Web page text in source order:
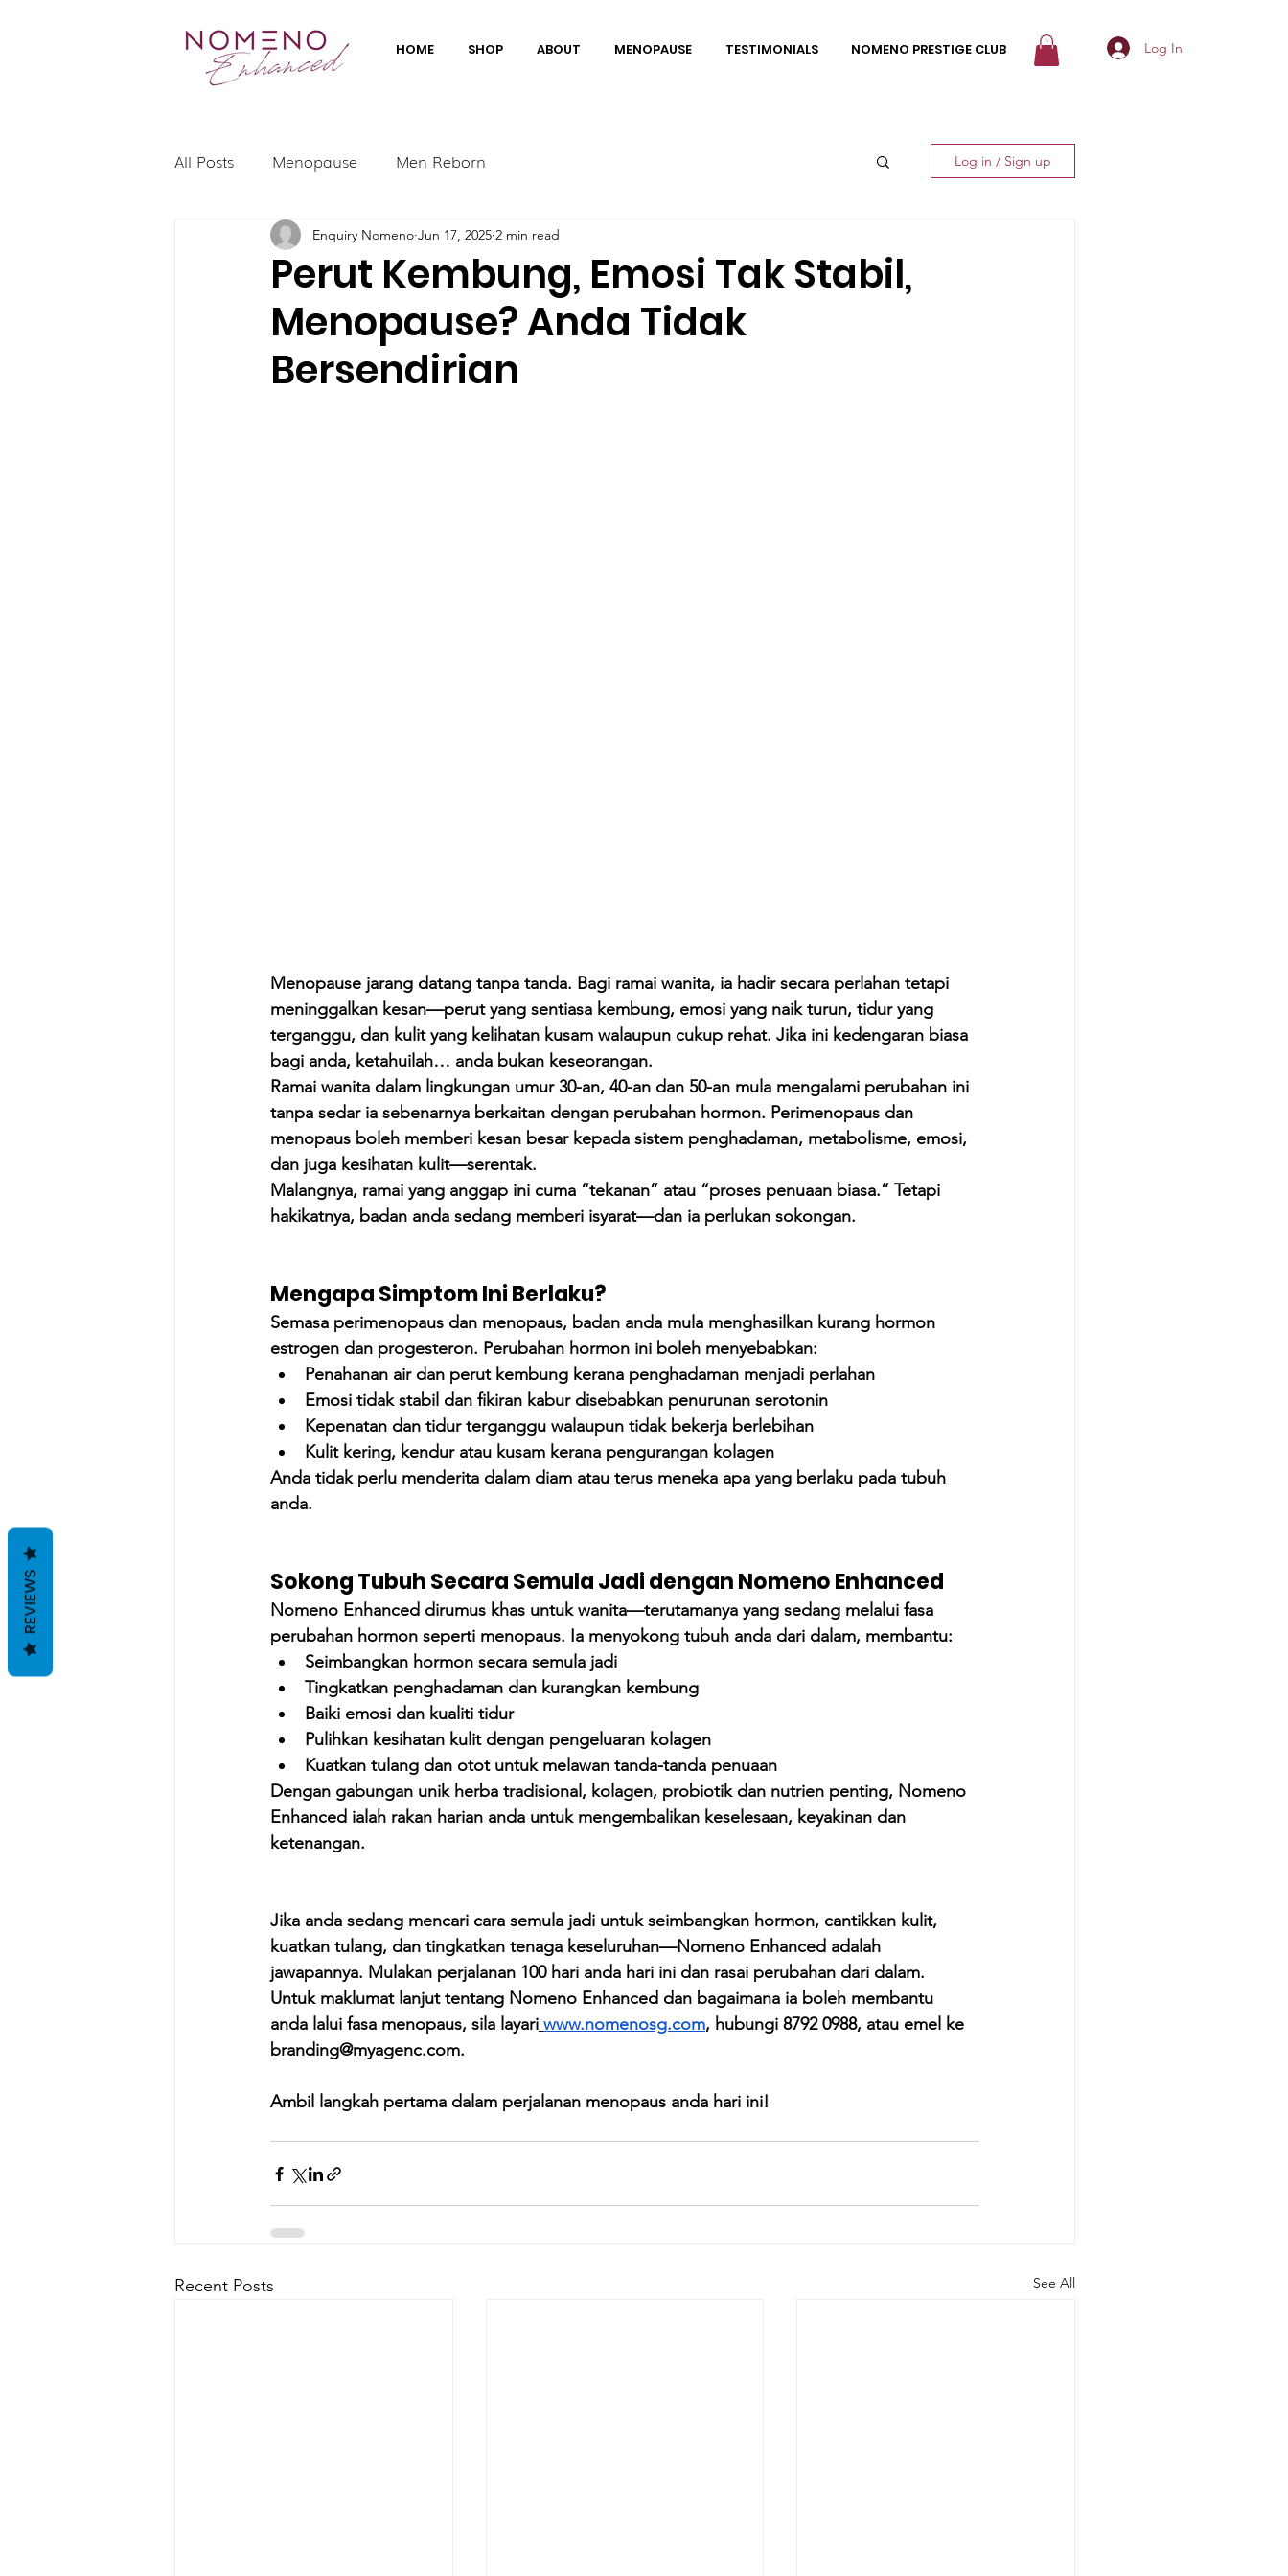
HOME SHOP ABOUT MENOPAUSE TESTIMONIALS NOMENO PRESTIGE CLUB Log In
All Posts Menopause Men Reborn Log in / Sign up
Perut Kembung, Emosi Tak Stabil,
Menopause? Anda Tidak
Bersendirian
Enquiry Nomeno Jun 17, 2025 2 min read
Menopause jarang datang tanpa tanda. Bagi ramai wanita, ia hadir secara perlahan tetapi
meninggalkan kesan—perut yang sentiasa kembung, emosi yang naik turun, tidur yang
terganggu, dan kulit yang kelihatan kusam walaupun cukup rehat. Jika ini kedengaran biasa
bagi anda, ketahuilah… anda bukan keseorangan.
Ramai wanita dalam lingkungan umur 30-an, 40-an dan 50-an mula mengalami perubahan ini
tanpa sedar ia sebenarnya berkaitan dengan perubahan hormon. Perimenopaus dan
menopaus boleh memberi kesan besar kepada sistem penghadaman, metabolisme, emosi,
dan juga kesihatan kulit—serentak.
Malangnya, ramai yang anggap ini cuma “tekanan” atau “proses penuaan biasa.” Tetapi
hakikatnya, badan anda sedang memberi isyarat—dan ia perlukan sokongan.
Mengapa Simptom Ini Berlaku?
Semasa perimenopaus dan menopaus, badan anda mula menghasilkan kurang hormon
estrogen dan progesteron. Perubahan hormon ini boleh menyebabkan:
Penahanan air dan perut kembung kerana penghadaman menjadi perlahan
Emosi tidak stabil dan fikiran kabur disebabkan penurunan serotonin
Kepenatan dan tidur terganggu walaupun tidak bekerja berlebihan
Kulit kering, kendur atau kusam kerana pengurangan kolagen
Anda tidak perlu menderita dalam diam atau terus meneka apa yang berlaku pada tubuh
anda.
Sokong Tubuh Secara Semula Jadi dengan Nomeno Enhanced
Nomeno Enhanced dirumus khas untuk wanita—terutamanya yang sedang melalui fasa
perubahan hormon seperti menopaus. Ia menyokong tubuh anda dari dalam, membantu:
Seimbangkan hormon secara semula jadi
Tingkatkan penghadaman dan kurangkan kembung
Baiki emosi dan kualiti tidur
Pulihkan kesihatan kulit dengan pengeluaran kolagen
Kuatkan tulang dan otot untuk melawan tanda-tanda penuaan
Dengan gabungan unik herba tradisional, kolagen, probiotik dan nutrien penting, Nomeno
Enhanced ialah rakan harian anda untuk mengembalikan keselesaan, keyakinan dan
ketenangan.
Jika anda sedang mencari cara semula jadi untuk seimbangkan hormon, cantikkan kulit,
kuatkan tulang, dan tingkatkan tenaga keseluruhan—Nomeno Enhanced adalah
jawapannya. Mulakan perjalanan 100 hari anda hari ini dan rasai perubahan dari dalam.
Untuk maklumat lanjut tentang Nomeno Enhanced dan bagaimana ia boleh membantu
anda lalui fasa menopaus, sila layari www.nomenosg.com, hubungi 8792 0988, atau emel ke
branding@myagenc.com.
Ambil langkah pertama dalam perjalanan menopaus anda hari ini!
Recent Posts See All
REVIEWS